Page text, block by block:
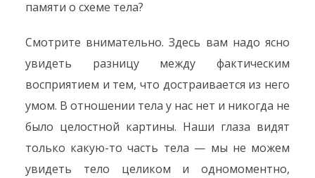
памяти о схеме тела?
Смотрите внимательно. Здесь вам надо ясно
увидеть разницу между фактическим
восприятием и тем, что достраивается из него
умом. В отношении тела у нас нет и никогда не
было целостной картины. Наши глаза видят
только какую-то часть тела — мы не можем
увидеть тело целиком и одномоментно,